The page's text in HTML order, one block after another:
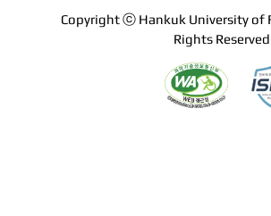
Copyright ⓒ Hankuk University of
Rights